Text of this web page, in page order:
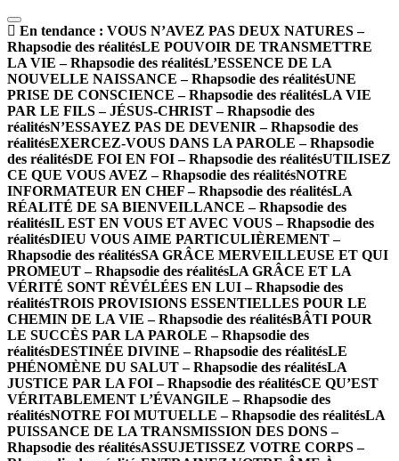
En tendance : VOUS N’AVEZ PAS DEUX NATURES –
Rhapsodie des réalitésLE POUVOIR DE TRANSMETTRE
LA VIE – Rhapsodie des réalitésL’ESSENCE DE LA
NOUVELLE NAISSANCE – Rhapsodie des réalitésUNE
PRISE DE CONSCIENCE – Rhapsodie des réalitésLA VIE
PAR LE FILS – JÉSUS-CHRIST – Rhapsodie des
réalitésN’ESSAYEZ PAS DE DEVENIR – Rhapsodie des
réalitésEXERCEZ-VOUS DANS LA PAROLE – Rhapsodie
des réalitésDE FOI EN FOI – Rhapsodie des réalitésUTILISEZ
CE QUE VOUS AVEZ – Rhapsodie des réalitésNOTRE
INFORMATEUR EN CHEF – Rhapsodie des réalitésLA
RÉALITÉ DE SA BIENVEILLANCE – Rhapsodie des
réalitésIL EST EN VOUS ET AVEC VOUS – Rhapsodie des
réalitésDIEU VOUS AIME PARTICULIÈREMENT –
Rhapsodie des réalitésSA GRÂCE MERVEILLEUSE ET QUI
PROMEUT – Rhapsodie des réalitésLA GRÂCE ET LA
VÉRITÉ SONT RÉVÉLÉES EN LUI – Rhapsodie des
réalitésTROIS PROVISIONS ESSENTIELLES POUR LE
CHEMIN DE LA VIE – Rhapsodie des réalitésBÂTI POUR
LE SUCCÈS PAR LA PAROLE – Rhapsodie des
réalitésDESTINÉE DIVINE – Rhapsodie des réalitésLE
PHÉNOMÈNE DU SALUT – Rhapsodie des réalitésLA
JUSTICE PAR LA FOI – Rhapsodie des réalitésCE QU’EST
VÉRITABLEMENT L’ÉVANGILE – Rhapsodie des
réalitésNOTRE FOI MUTUELLE – Rhapsodie des réalitésLA
PUISSANCE DE LA TRANSMISSION DES DONS –
Rhapsodie des réalitésASSUJETISSEZ VOTRE CORPS –